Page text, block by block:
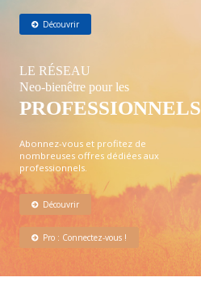
Découvrir
LE RÉSEAU
Neo-bienêtre pour les
PROFESSIONNELS
Abonnez-vous et profitez de
nombreuses offres dédiées aux
professionnels.
Découvrir
Pro : Connectez-vous !